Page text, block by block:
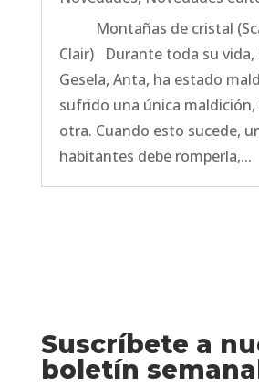
Montañas de cristal
Clair) Durante toda su vida,
Gesela, Anta, ha estado
sufrido una única
otra. Cuando esto sucede,
habitantes debe romperla,...
Suscríbete a
boletín semanal